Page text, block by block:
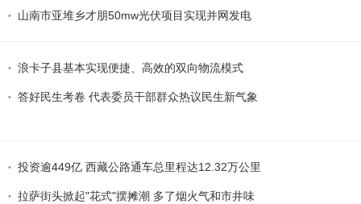
山南市亚堆乡才朋50mw光伏项目实现并网发电
浪卡子县基本实现便捷、高效的双向物流模式
答好民生考卷 代表委员干部群众热议民生新气象
投资逾449亿 西藏公路通车总里程达12.32万公里
拉萨街头掀起"花式"摆摊潮 多了烟火气和市井味